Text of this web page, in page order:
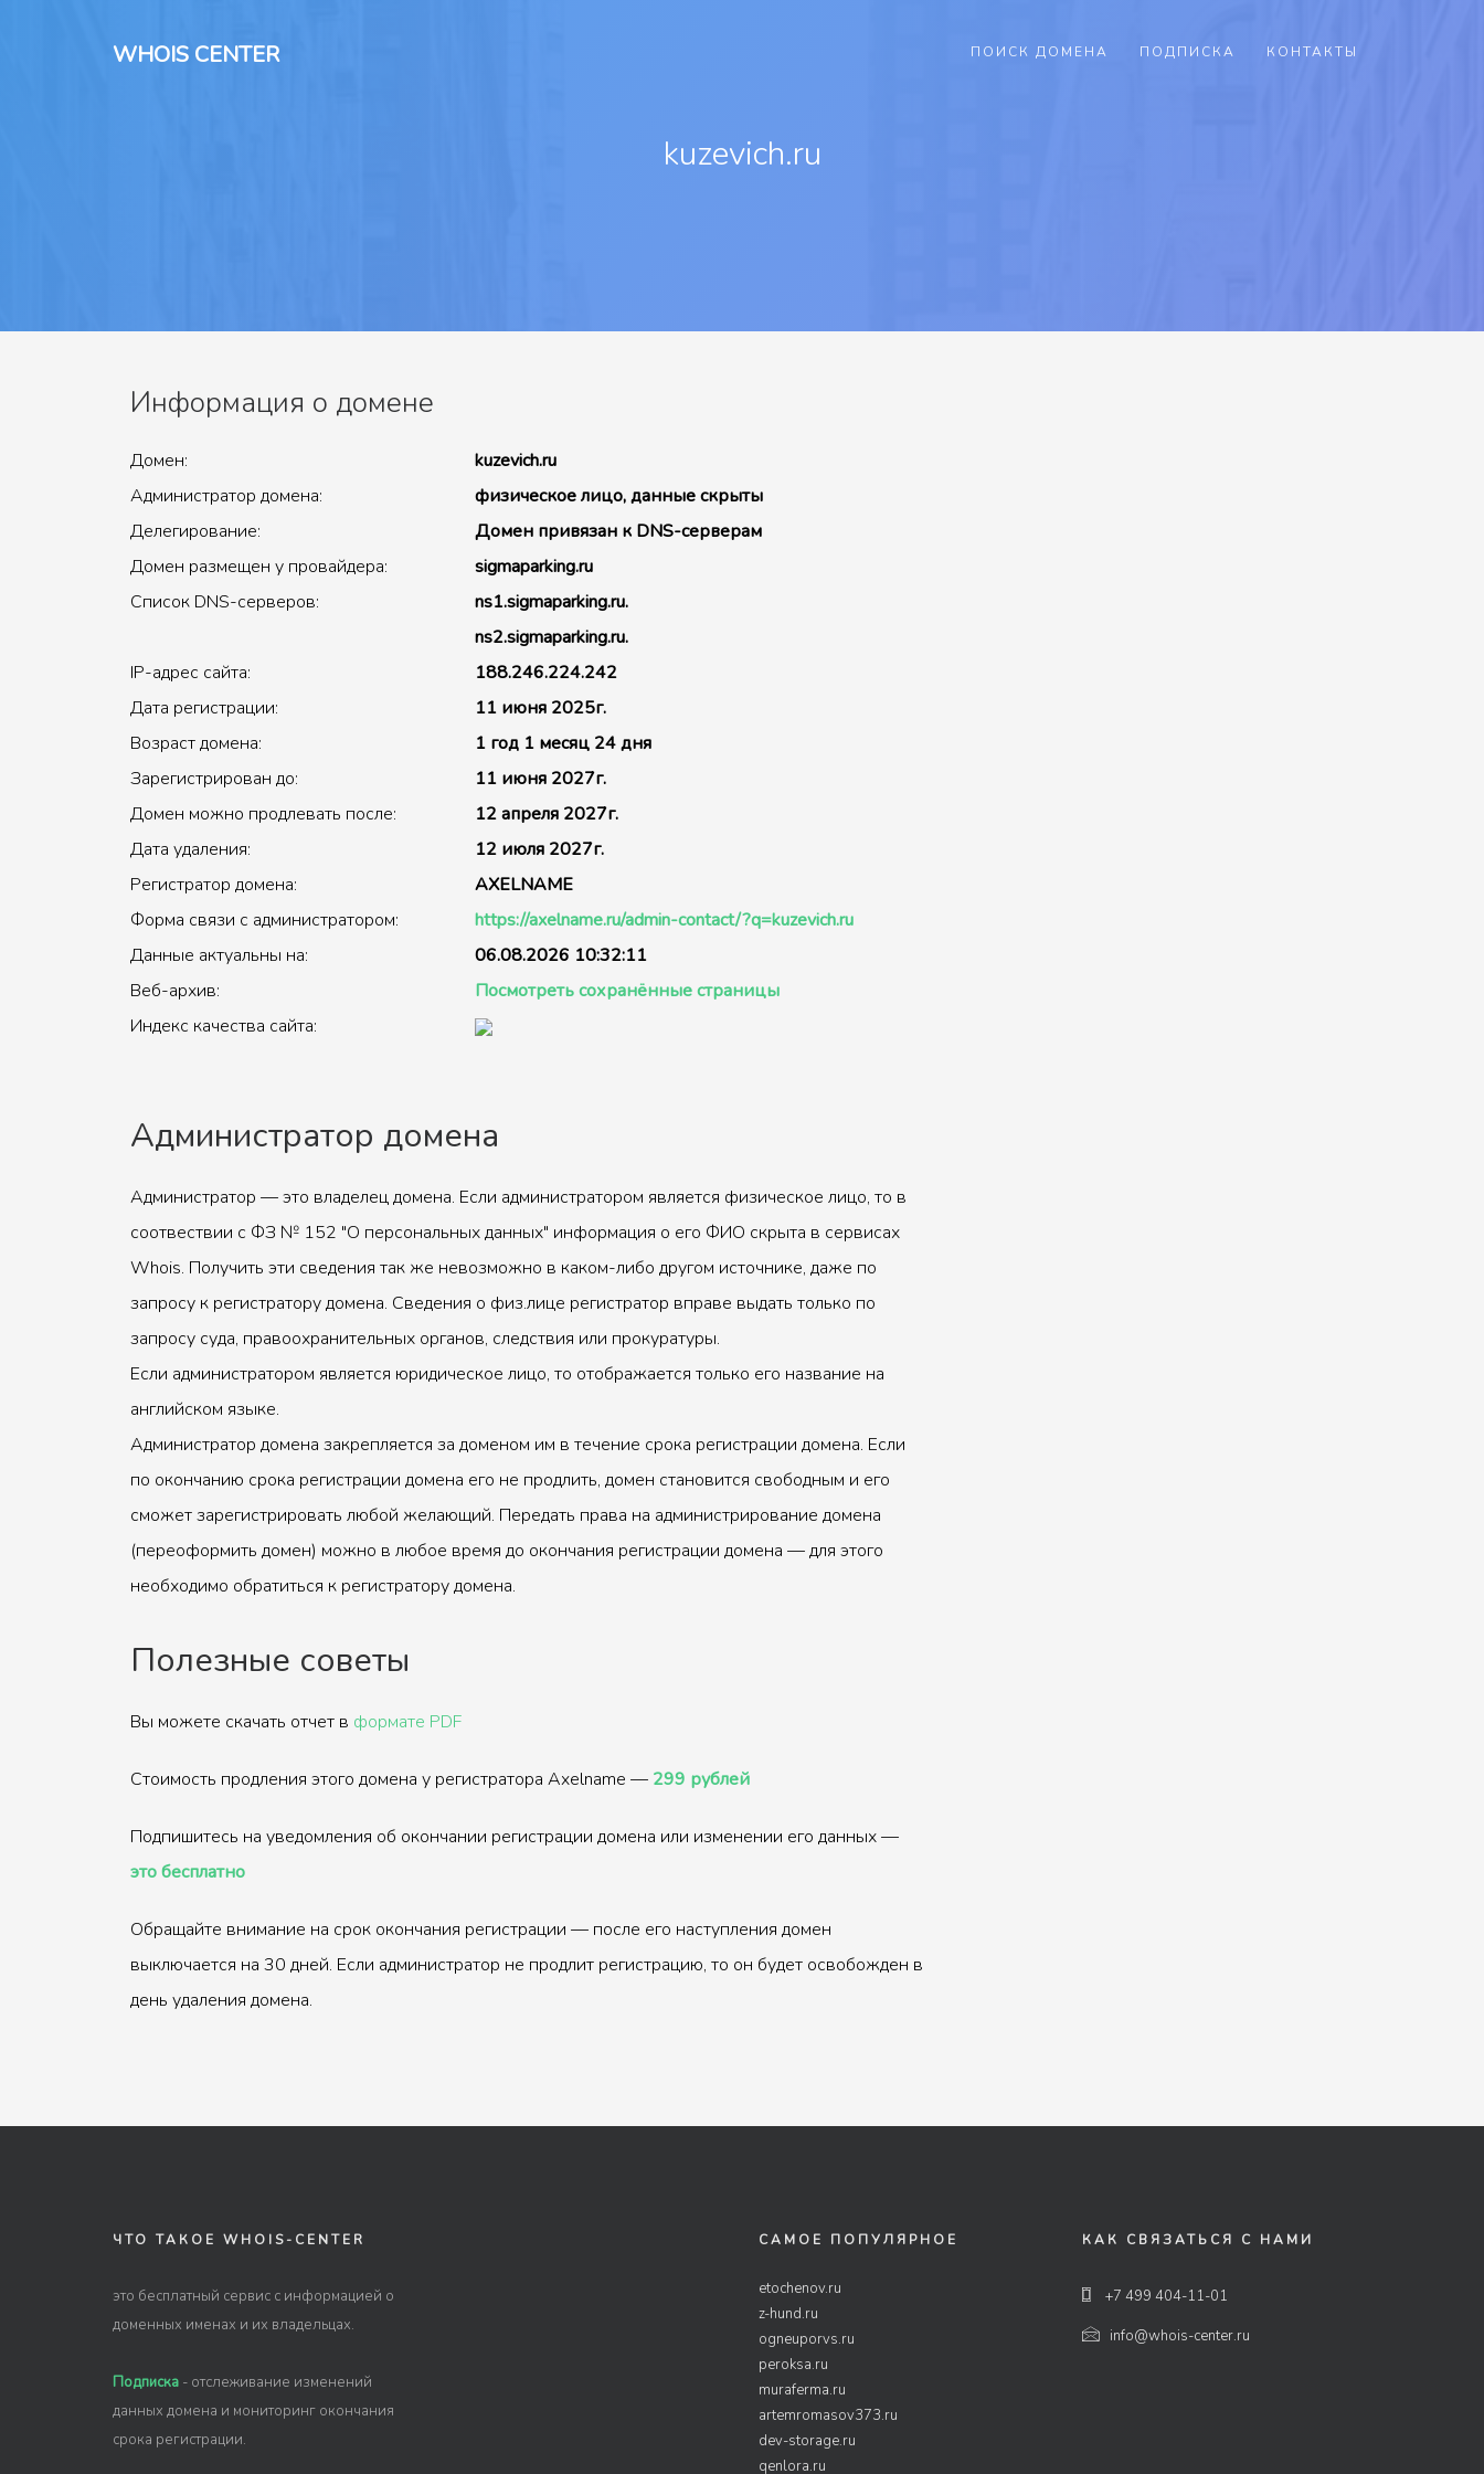
WHOIS CENTER ПОИСК ДОМЕНА ПОДПИСКА КОНТАКТЫ
kuzevich.ru
Информация о домене
Домен:
kuzevich.ru
Администратор домена:
физическое лицо, данные скрыты
Делегирование:
Домен привязан к DNS-серверам
Домен размещен у провайдера:
sigmaparking.ru
Список DNS-серверов:
ns1.sigmaparking.ru.
ns2.sigmaparking.ru.
IP-адрес сайта:
188.246.224.242
Дата регистрации:
11 июня 2025г.
Возраст домена:
1 год 1 месяц 24 дня
Зарегистрирован до:
11 июня 2027г.
Домен можно продлевать после:
12 апреля 2027г.
Дата удаления:
12 июля 2027г.
Регистратор домена:
AXELNAME
Форма связи с администратором:
https://axelname.ru/admin-contact/?q=kuzevich.ru
Данные актуальны на:
06.08.2026 10:32:11
Веб-архив:
Посмотреть сохранённые страницы
Индекс качества сайта:
Администратор домена
Администратор — это владелец домена. Если администратором является физическое лицо, то в
соотвествии с ФЗ № 152 "О персональных данных" информация о его ФИО скрыта в сервисах
Whois. Получить эти сведения так же невозможно в каком-либо другом источнике, даже по
запросу к регистратору домена. Сведения о физ.лице регистратор вправе выдать только по
запросу суда, правоохранительных органов, следствия или прокуратуры.
Если администратором является юридическое лицо, то отображается только его название на
английском языке.
Администратор домена закрепляется за доменом им в течение срока регистрации домена. Если
по окончанию срока регистрации домена его не продлить, домен становится свободным и его
сможет зарегистрировать любой желающий. Передать права на администрирование домена
(переоформить домен) можно в любое время до окончания регистрации домена — для этого
необходимо обратиться к регистратору домена.
Полезные советы
Вы можете скачать отчет в формате PDF
Стоимость продления этого домена у регистратора Axelname — 299 рублей
Подпишитесь на уведомления об окончании регистрации домена или изменении его данных —
это бесплатно
Обращайте внимание на срок окончания регистрации — после его наступления домен
выключается на 30 дней. Если администратор не продлит регистрацию, то он будет освобожден в
день удаления домена.
ЧТО ТАКОЕ WHOIS-CENTER
это бесплатный сервис с информацией о
доменных именах и их владельцах.
Подписка - отслеживание изменений
данных домена и мониторинг окончания
срока регистрации.
САМОЕ ПОПУЛЯРНОЕ
etochenov.ru
z-hund.ru
ogneuporvs.ru
peroksa.ru
muraferma.ru
artemromasov373.ru
dev-storage.ru
qenlora.ru
КАК СВЯЗАТЬСЯ С НАМИ
+7 499 404-11-01
info@whois-center.ru